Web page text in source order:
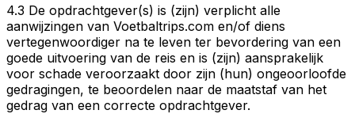
4.3 De opdrachtgever(s) is (zijn) verplicht alle
aanwijzingen van Voetbaltrips.com en/of diens
vertegenwoordiger na te leven ter bevordering van een
goede uitvoering van de reis en is (zijn) aansprakelijk
voor schade veroorzaakt door zijn (hun) ongeoorloofde
gedragingen, te beoordelen naar de maatstaf van het
gedrag van een correcte opdrachtgever.